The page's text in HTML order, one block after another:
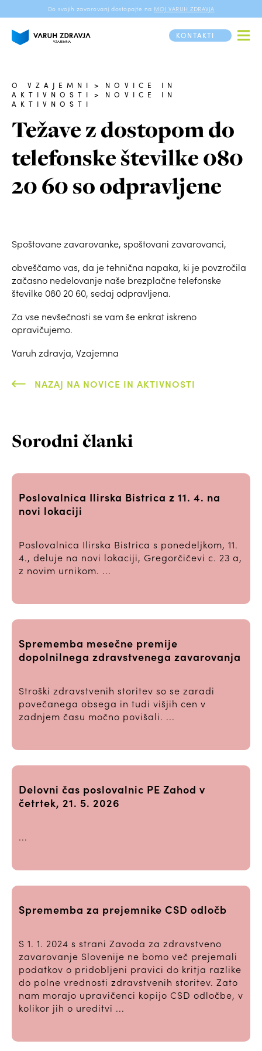
Do svojih zavarovanj dostopajte na MOJ VARUH ZDRAVJA
KONTAKTI
O VZAJEMNI >
NOVICE IN
AKTIVNOSTI
>
NOVICE IN
AKTIVNOSTI
Težave z dostopom do
telefonske številke 080
20 60 so odpravljene
Spoštovane zavarovanke, spoštovani zavarovanci,
obveščamo vas, da je tehnična napaka, ki je povzročila
začasno nedelovanje naše brezplačne telefonske
številke 080 20 60, sedaj odpravljena.
Za vse nevšečnosti se vam še enkrat iskreno
opravičujemo.
Varuh zdravja, Vzajemna
NAZAJ NA NOVICE IN AKTIVNOSTI
Sorodni članki
Poslovalnica Ilirska Bistrica z 11. 4. na
novi lokaciji
Poslovalnica Ilirska Bistrica s ponedeljkom, 11.
4., deluje na novi lokaciji, Gregorčičevi c. 23 a,
z novim urnikom. ...
Sprememba mesečne premije
dopolnilnega zdravstvenega zavarovanja
Stroški zdravstvenih storitev so se zaradi
povečanega obsega in tudi višjih cen v
zadnjem času močno povišali. ...
Delovni čas poslovalnic PE Zahod v
četrtek, 21. 5. 2026
...
Sprememba za prejemnike CSD odločb
S 1. 1. 2024 s strani Zavoda za zdravstveno
zavarovanje Slovenije ne bomo več prejemali
podatkov o pridobljeni pravici do kritja razlike
do polne vrednosti zdravstvenih storitev. Zato
nam morajo upravičenci kopijo CSD odločbe, v
kolikor jih o ureditvi ...